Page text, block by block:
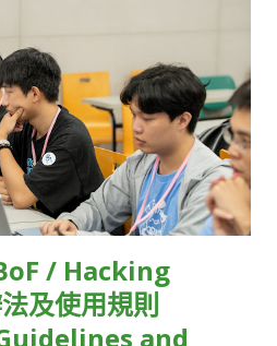
的標準，這需要很強的技術掌控
則在於，由於各大終端裝置原廠
提供低延遲串流相對應的規範，但
此串流技術業者只能自己摸索。 受
直播串流服務，只能在延遲、直播
例如，常見的視訊會議軟體，像是
延遲相對低，但參與人數上...
13 WordPress Taiwan
(Open Source People
GolangTW HackMD 16
17 Open Culture
TW (Google Developers
FediDev KR & FediLUG (Japan)
Distributed Ledger HackMD 21
HackMD 22 FOSS for All
/ Hacking
及使用規則
and